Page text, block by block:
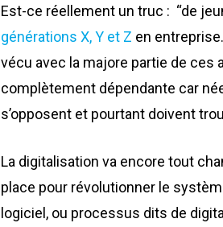
Est-ce réellement un truc : “de
générations X, Y et Z en
vécu avec la majore partie de ces
complètement dépendante car
s’opposent et pourtant doivent
La digitalisation va encore tout
place pour révolutionner le
logiciel, ou processus dits de